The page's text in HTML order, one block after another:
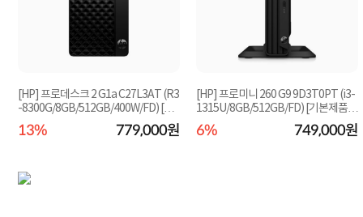
[HP] 프로데스크 2 G1a C27L3AT (R3
-8300G/8GB/512GB/400W/FD) [기
본제품]★오직 컴...
13% 779,000원
[HP] 프로미니 260 G9 9D3T0PT (i3-
1315U/8GB/512GB/FD) [기본제품]
★오직 컴퓨존에...
6% 749,000원